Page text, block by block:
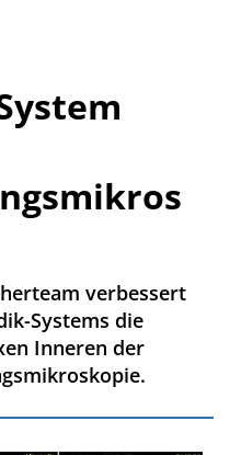
verbessert
Systems die
Inneren der